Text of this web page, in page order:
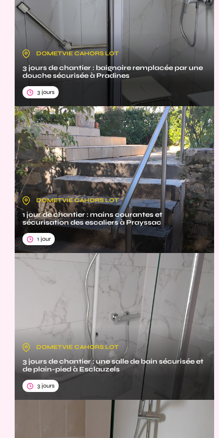
DOMETVIE CAHORS LOT
3 jours de chantier : baignoire remplacée par une
douche sécurisée à Pradines
3 jours
DOMETVIE CAHORS LOT
1 jour de chantier : mains courantes et
sécurisation des escaliers à Prayssac
1 jour
DOMETVIE CAHORS LOT
3 jours de chantier : une salle de bain sécurisée et
de plain-pied à Esclauzels
3 jours